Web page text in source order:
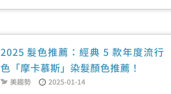
2025 髮色推薦：經典 5 款年度流行
色「摩卡慕斯」染髮顏色推薦！
美趨勢 2025-01-14